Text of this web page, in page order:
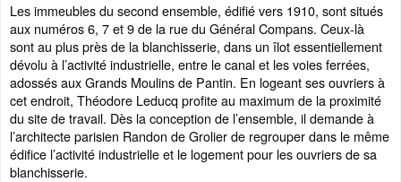
Les immeubles du second ensemble, édifié vers 1910, sont situés
aux numéros 6, 7 et 9 de la rue du Général Compans. Ceux-là
sont au plus près de la blanchisserie, dans un îlot essentiellement
dévolu à l’activité industrielle, entre le canal et les voies ferrées,
adossés aux Grands Moulins de Pantin. En logeant ses ouvriers à
cet endroit, Théodore Leducq profite au maximum de la proximité
du site de travail. Dès la conception de l’ensemble, il demande à
l’architecte parisien Randon de Grolier de regrouper dans le même
édifice l’activité industrielle et le logement pour les ouvriers de sa
blanchisserie.